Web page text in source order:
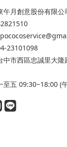
午月創意股份有限公
23101098
中市西區忠誠里大
至五 09:30~18:00 (